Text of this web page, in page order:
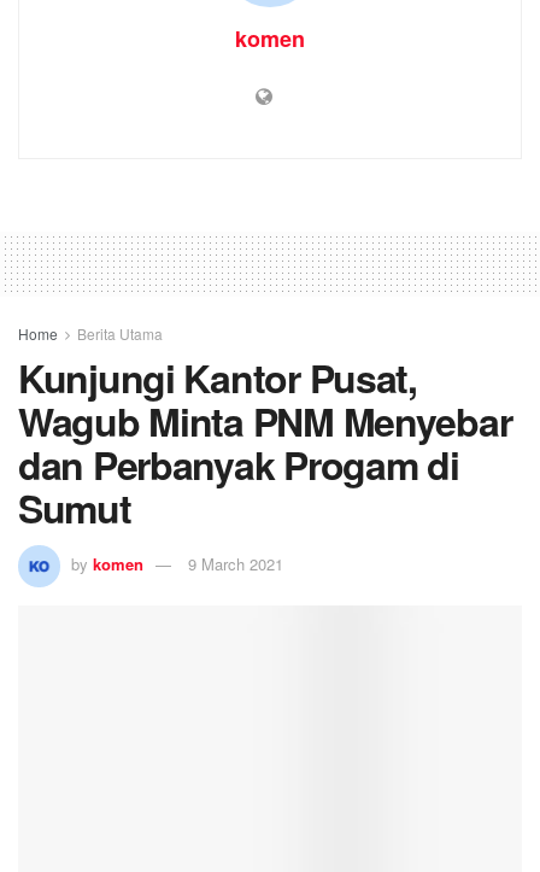
komen
Home Berita Utama
Kunjungi Kantor Pusat,
Wagub Minta PNM Menyebar
dan Perbanyak Progam di
Sumut
by komen 9 March 2021